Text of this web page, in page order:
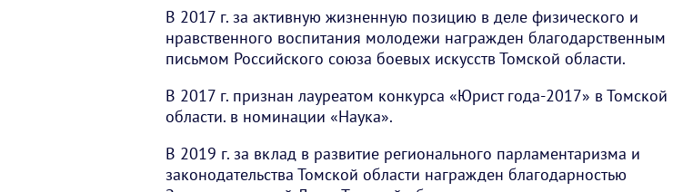
В 2017 г. за активную жизненную позицию в деле физического и
нравственного воспитания молодежи награжден благодарственным
письмом Российского союза боевых искусств Томской области.
В 2017 г. признан лауреатом конкурса «Юрист года-2017» в Томской
области. в номинации «Наука».
В 2019 г. за вклад в развитие регионального парламентаризма и
законодательства Томской области награжден благодарностью